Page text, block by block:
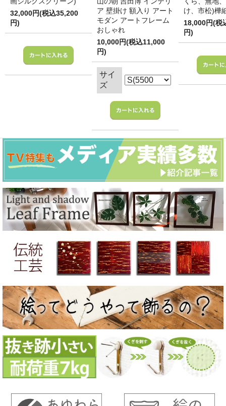
32,000円(税込35,200
円)
ア 壁掛け 額入り アート
モダン アートフレーム
おしゃれ
10,000円(税込11,000
円)
サイ
ズ
け、市松)樺
18,000円(税
円)